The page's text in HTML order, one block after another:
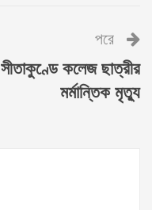
পরে
সীতাকুণ্ডে কলেজ ছাত্রীর
মর্মান্তিক মৃত্যু